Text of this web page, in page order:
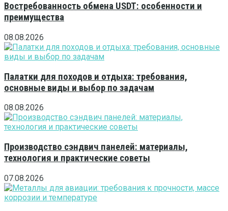
Востребованность обмена USDT: особенности и
преимущества
08.08.2026
Палатки для походов и отдыха: требования,
основные виды и выбор по задачам
08.08.2026
Производство сэндвич панелей: материалы,
технология и практические советы
07.08.2026